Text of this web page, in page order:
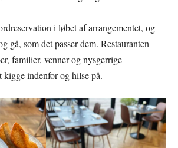
i løbet af arrangementet, og
gå, som det passer dem. Restauranten
familier, venner og nysgerrige
kigge indenfor og hilse på.